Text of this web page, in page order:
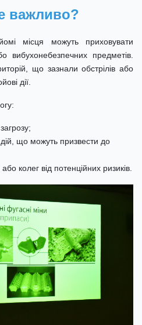
важливо?
місця можуть приховувати
вибухонебезпечних предметів.
що зазнали обстрілів або
дії.
що можуть призвести до
колег від потенційних ризиків.